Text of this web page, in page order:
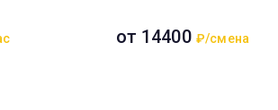
от 14400 ₽/смена